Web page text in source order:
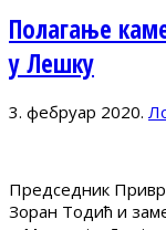
Полагање
у Лешку
3. фебруар 2020.
Председник
Зоран Тодић и